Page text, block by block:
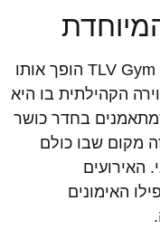
אין ספק שהמיקום המרכזי של TLV Gym Club הופך אותו
הקהילתית בו היא
בחדר כושר
מקום שבו כולם
האירועים
האימונים